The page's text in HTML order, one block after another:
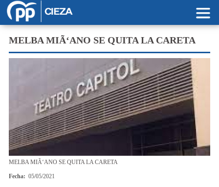
Pasar al contenido principal
MELBA MIÃ‘ANO SE QUITA LA CARETA
MELBA MIÃ‘ANO SE QUITA LA CARETA
Fecha: 05/05/2021